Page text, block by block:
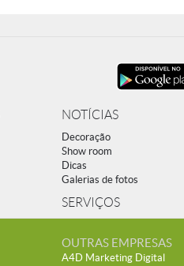
NOTÍCIAS
Decoração
Show room
Dicas
Galerias de fotos
SERVIÇOS
OUTRAS EMPRESAS
A4D Marketing Digital